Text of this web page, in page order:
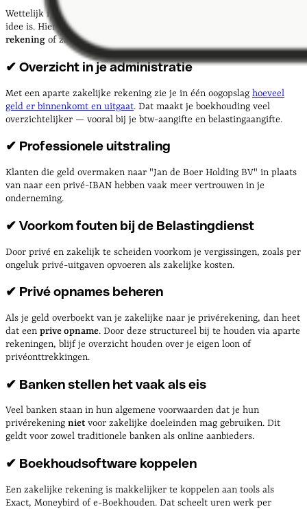
Wettelijk niet verplicht betekent niet automatisch dat het geen goed
idee is. Hier zijn 6 redenen waarom het slim is om een
rekening of zakelijke bankrekening te openen:
✔ Overzicht in je administratie
Met een aparte zakelijke rekening zie je in één oogopslag hoeveel
geld er binnenkomt en uitgaat. Dat maakt je boekhouding veel
overzichtelijker — vooral bij je btw-aangifte en belastingaangifte.
✔ Professionele uitstraling
Klanten die geld overmaken naar "Jan de Boer Holding BV" in plaats
van naar een privé-IBAN hebben vaak meer vertrouwen in je
onderneming.
✔ Voorkom fouten bij de Belastingdienst
Door privé en zakelijk te scheiden voorkom je vergissingen, zoals per
ongeluk privé-uitgaven opvoeren als zakelijke kosten.
✔ Privé opnames beheren
Als je geld overboekt van je zakelijke naar je privérekening, dan heet
dat een prive opname. Door deze structureel bij te houden via aparte
rekeningen, blijf je overzicht houden over je eigen loon of
privéonttrekkingen.
✔ Banken stellen het vaak als eis
Veel banken staan in hun algemene voorwaarden dat je hun
privérekening niet voor zakelijke doeleinden mag gebruiken. Dit
geldt voor zowel traditionele banken als online aanbieders.
✔ Boekhoudsoftware koppelen
Een zakelijke rekening is makkelijker te koppelen aan tools als
Exact, Moneybird of e-Boekhouden. Dat scheelt uren werk per